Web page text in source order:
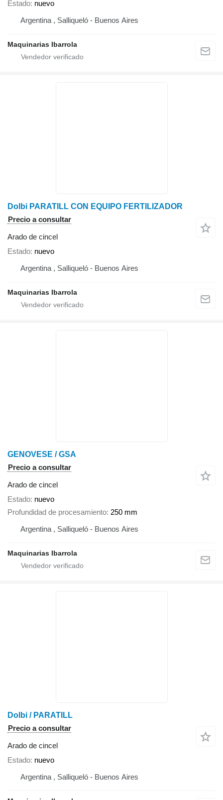
Estado nuevo
Argentina , Salliqueló - Buenos Aires
Maquinarias Ibarrola
Dolbi PARATILL CON EQUIPO FERTILIZADOR
Precio a consultar
Arado de cincel
Estado nuevo
Argentina , Salliqueló - Buenos Aires
Maquinarias Ibarrola
GENOVESE / GSA
Precio a consultar
Arado de cincel
Estado nuevo
Profundidad de procesamiento 250 mm
Argentina , Salliqueló - Buenos Aires
Maquinarias Ibarrola
Dolbi / PARATILL
Precio a consultar
Arado de cincel
Estado nuevo
Argentina , Salliqueló - Buenos Aires